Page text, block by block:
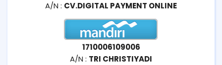
A/N : CV.DIGITAL PAYMENT ONLINE
1710006109006
A/N : TRI CHRISTIYADI